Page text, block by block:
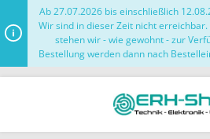
Ab 27.07.2026 bis einschließlich
Wir sind in dieser Zeit nicht
stehen wir - wie gewohnt - zur
Bestellung werden dann nach